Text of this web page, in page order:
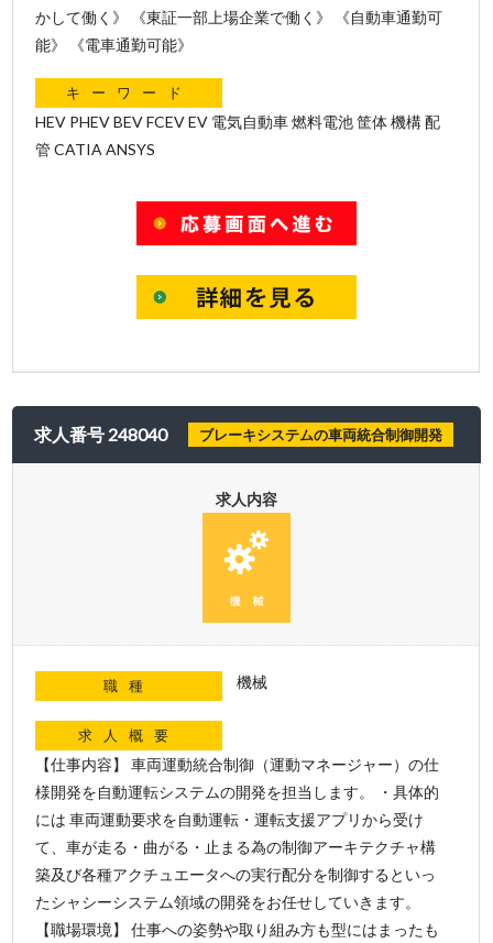
かして働く》 《東証一部上場企業で働く》 《自動車通勤可
能》 《電車通勤可能》
キーワード
HEV PHEV BEV FCEV EV 電気自動車 燃料電池 筐体 機構 配
管 CATIA ANSYS
求人番号 248040 ブレーキシステムの車両統合制御開発
求人内容
職種 機械
求人概要
【仕事内容】 車両運動統合制御（運動マネージャー）の仕
様開発を自動運転システムの開発を担当します。 ・具体的
には 車両運動要求を自動運転・運転支援アプリから受け
て、車が走る・曲がる・止まる為の制御アーキテクチャ構
築及び各種アクチュエータへの実行配分を制御するといっ
たシャシーシステム領域の開発をお任せしていきます。
【職場環境】 仕事への姿勢や取り組み方も型にはまったも